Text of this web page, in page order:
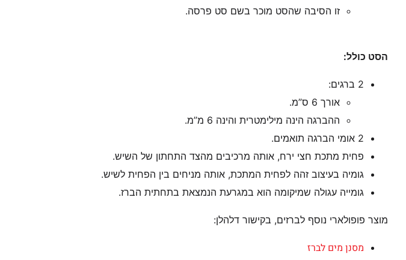
זו הסיבה שהסט מוכר בשם סט פרסה.
הסט כולל:
2 ברגים:
אורך 6 ס”מ.
ההברגה הינה מילימטרית והינה 6 מ”מ.
2 אומי הברגה תואמים.
פחית מתכת חצי ירח, אותה מרכיבים מהצד התחתון של השיש.
גומיה בעיצוב זהה לפחית המתכת, אותה מניחים בין הפחית לשיש.
גומייה עגולה שמיקומה הוא במגרעת הנמצאת בתחתית הברז.
מוצר פופולארי נוסף לברזים, בקישור דלהלן:
מסנן מים לברז